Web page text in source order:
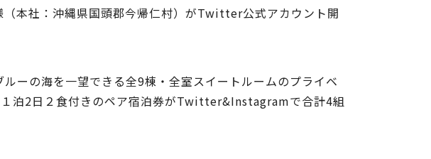
本社：沖縄県国頭郡今帰仁村）がTwitter公式アカウント開
ーの海を一望できる全9棟・全室スイートルームのプライベ
泊2日２食付きのペア宿泊券がTwitter&Instagramで合計4組